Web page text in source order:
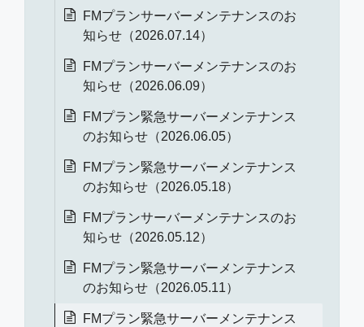
FMプランサーバーメンテナンスのお
知らせ（2026.07.14）
FMプランサーバーメンテナンスのお
知らせ（2026.06.09）
FMプラン緊急サーバーメンテナンス
のお知らせ（2026.06.05）
FMプラン緊急サーバーメンテナンス
のお知らせ（2026.05.18）
FMプランサーバーメンテナンスのお
知らせ（2026.05.12）
FMプラン緊急サーバーメンテナンス
のお知らせ（2026.05.11）
FMプラン緊急サーバーメンテナンス